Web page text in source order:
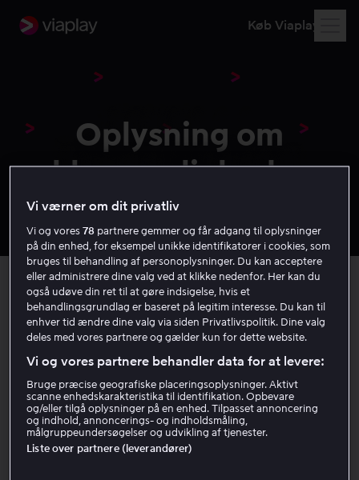
Køb Viaplay
Oplysning om
klagemuligheder
En klage over en vare eller tjenesteydelse købt hos os
kan klage indgives til Center for Klageløsning,
Nævnenes Hus, Toldboden 2, 8800 Viborg eller online
https://kpo.naevneneshus.dk/.
EU-Kommissionens online klageportal kan også
anvendes ved indgivelse af en klage. Det er særlig
relevant, hvis du er forbruger med bopæl i et andet EU-
Vi værner om dit privatliv
Vi og vores78 partnere gemmer og får adgang til oplysninger
på din enhed, for eksempel unikke identifikatorer i cookies, som
bruges til behandling af personoplysninger. Du kan acceptere
eller administrere dine valg ved at klikke nedenfor. Her kan du
også udøve din ret til at gøre indsigelse, hvis et
behandlingsgrundlag er baseret på legitim interesse. Du kan til
enhver tid ændre dine valg via siden Privatlivspolitik. Dine valg
deles med vores partnere og gælder kun for dette website.
Vi og vores partnere behandler data for at levere:
Bruge præcise geografiske placeringsoplysninger. Aktivt
scanne enhedskarakteristika til identifikation. Opbevare
og/eller tilgå oplysninger på en enhed. Tilpasset annoncering
og indhold, annoncerings- og indholdsmåling,
målgruppeundersøgelser og udvikling af tjenester.
Liste over partnere (leverandører)